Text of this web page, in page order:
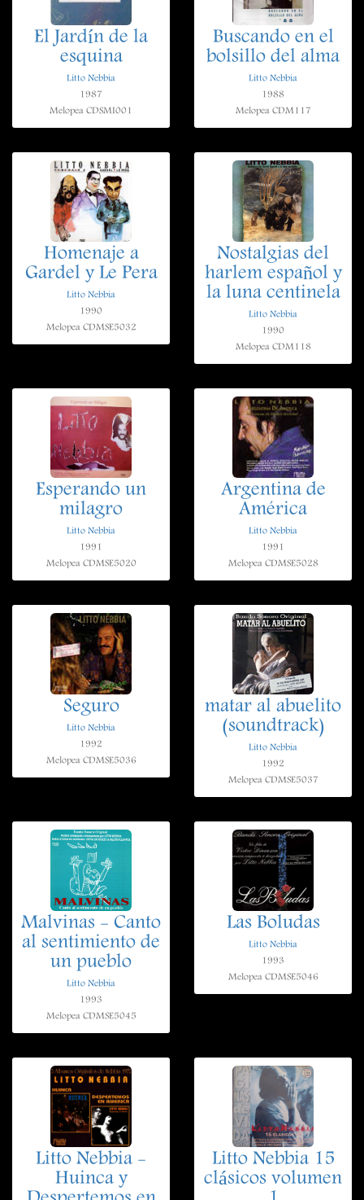
El Jardín de la
esquina
Litto Nebbia
1987
Melopea CDSMI001
Buscando en el
bolsillo del alma
Litto Nebbia
1988
Melopea CDM117
Homenaje a
Gardel y Le Pera
Litto Nebbia
1990
Melopea CDMSE5032
Nostalgias del
harlem español y
la luna centinela
Litto Nebbia
1990
Melopea CDM118
Esperando un
milagro
Litto Nebbia
1991
Melopea CDMSE5020
Argentina de
América
Litto Nebbia
1991
Melopea CDMSE5028
Seguro
Litto Nebbia
1992
Melopea CDMSE5036
matar al abuelito
(soundtrack)
Litto Nebbia
1992
Melopea CDMSE5037
Malvinas - Canto
al sentimiento de
un pueblo
Litto Nebbia
1993
Melopea CDMSE5045
Las Boludas
Litto Nebbia
1993
Melopea CDMSE5046
Litto Nebbia -
Huinca y
Litto Nebbia 15
clásicos volumen